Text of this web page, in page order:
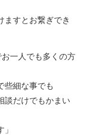
ますとお繋ぎでき
お一人でも多くの方
些細な事でも
談だけでもかまい